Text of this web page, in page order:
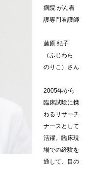
病院 がん看
護専門看護師
藤原 紀子
（ふじわら
のりこ）さん
2005年から
臨床試験に携
わるリサーチ
ナースとして
活躍。臨床現
場での経験を
通して、目の